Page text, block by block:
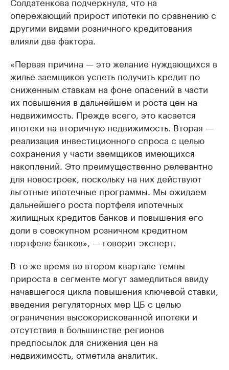
опережающий прирост ипотеки по сравнению с
другими видами розничного кредитования
влияли два фактора.
«Первая причина — это желание нуждающихся в
жилье заемщиков успеть получить кредит по
сниженным ставкам на фоне опасений в части
их повышения в дальнейшем и роста цен на
недвижимость. Прежде всего, это касается
ипотеки на вторичную недвижимость. Вторая —
реализация инвестиционного спроса с целью
сохранения у части заемщиков имеющихся
накоплений. Это преимущественно релевантно
для новостроек, поскольку на них действуют
льготные ипотечные программы. Мы ожидаем
дальнейшего роста портфеля ипотечных
жилищных кредитов банков и повышения его
доли в совокупном розничном кредитном
портфеле банков», — говорит эксперт.
В то же время во втором квартале темпы
прироста в сегменте могут замедлиться ввиду
начавшегося цикла повышения ключевой ставки,
введения регуляторных мер ЦБ с целью
ограничения высокорискованной ипотеки и
отсутствия в большинстве регионов
предпосылок для снижения цен на
недвижимость, отметила аналитик.